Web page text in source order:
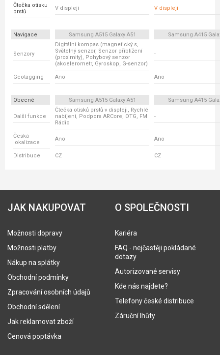
Čtečka otisku
prstů
V displeji V displeji
Navigace Samsung A515 Galaxy A51 Samsung A415
Senzory
Digitální kompas (magnetický s,
Světelný senzor, Senzor přiblížení
(proximity), Pohybový senzor
(akcelerometr, Gyroskop, G-senzor)
-
Geotagging Ano Ano
Obecné Samsung A515 Galaxy A51 Samsung A415
Další funkce
Čtečka otisků prstů v displeji, Rychlé
nabíjení, Podpora ARCore, OTG, FM
Rádio
-
Česká
lokalizace
Ano Ano
Distribuce CZ CZ
JAK NAKUPOVAT
Možnosti dopravy
Možnosti platby
Nákup na splátky
Obchodní podmínky
Zpracování osobních údajů
Obchodní sdělení
Jak reklamovat zboží
Cenová poptávka
O SPOLEČNOSTI
Kariéra
FAQ - nejčastěji pokládané
dotazy
Autorizované servisy
Kde nás najdete?
Telefony české distribuce
Záruční lhůty